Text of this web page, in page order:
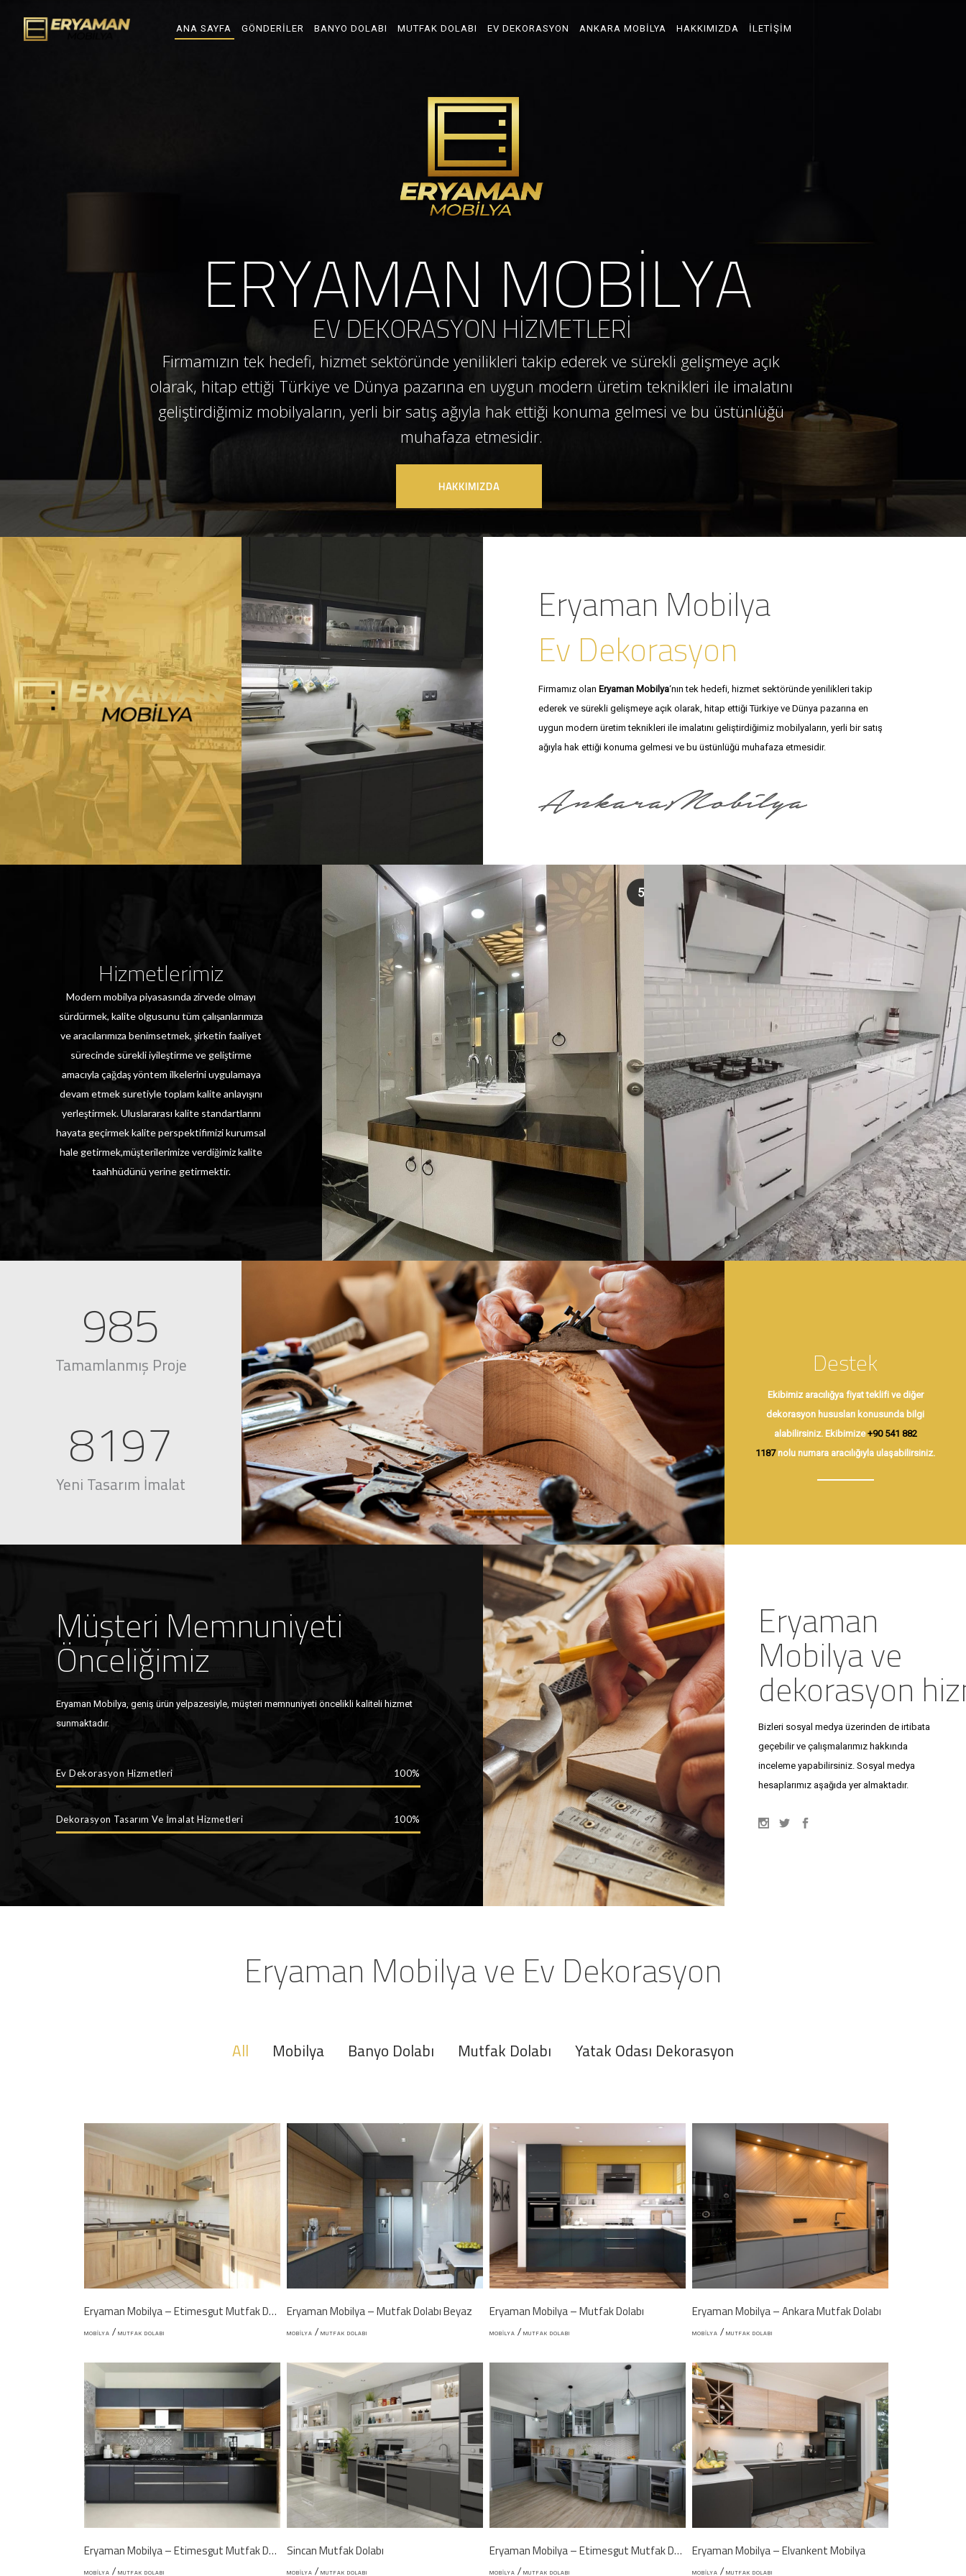
ANA SAYFA GÖNDERILER BANYO DOLABI MUTFAK DOLABI EV DEKORASYON ANKARA MOBILYA HAKKIMIZDA İLETIŞIM
Firmamızın tek hedefi, hizmet sektöründe yenilikleri takip ederek ve sürekli gelişmeye açık
olarak, hitap ettiği Türkiye ve Dünya pazarına en uygun modern üretim teknikleri ile imalatını
geliştirdiğimiz mobilyaların, yerli bir satış ağıyla hak ettiği konuma gelmesi ve bu üstünlüğü
muhafaza etmesidir.
HAKKIMIZDA
ERYAMAN MOBİLYA
EV DEKORASYON HİZMETLERİ
Eryaman Mobilya
Ev Dekorasyon
Firmamız olan Eryaman Mobilya‘nın tek hedefi, hizmet sektöründe yenilikleri takip
ederek ve sürekli gelişmeye açık olarak, hitap ettiği Türkiye ve Dünya pazarına en
uygun modern üretim teknikleri ile imalatını geliştirdiğimiz mobilyaların, yerli bir satış
ağıyla hak ettiği konuma gelmesi ve bu üstünlüğü muhafaza etmesidir.
Hizmetlerimiz
Modern mobilya piyasasında zirvede olmayı
sürdürmek, kalite olgusunu tüm çalışanlarımıza
ve aracılarımıza benimsetmek, şirketin faaliyet
sürecinde sürekli iyileştirme ve geliştirme
amacıyla çağdaş yöntem ilkelerini uygulamaya
devam etmek suretiyle toplam kalite anlayışını
yerleştirmek. Uluslararası kalite standartlarını
hayata geçirmek kalite perspektifimizi kurumsal
hale getirmek,müşterilerimize verdiğimiz kalite
taahhüdünü yerine getirmektir.
985
Tamamlanmış Proje
8197
Yeni Tasarım İmalat
Destek
Ekibimiz aracılığya fiyat teklifi ve diğer
dekorasyon hususları konusunda bilgi
alabilirsiniz. Ekibimize+90 541 882
1187nolu numara aracılığıyla ulaşabilirsiniz.
Müşteri Memnuniyeti
Önceliğimiz
Eryaman Mobilya, geniş ürün yelpazesiyle, müşteri memnuniyeti öncelikli kaliteli hizmet
sunmaktadır.
Ev Dekorasyon Hizmetleri 100
Dekorasyon Tasarım Ve İmalat Hizmetleri 100
Eryaman
Mobilyave
dekorasyon
Bizleri sosyal medya üzerinden de irtibata
geçebilir ve çalışmalarımız hakkında
inceleme yapabilirsiniz. Sosyal medya
hesaplarımız aşağıda yer almaktadır.
Eryaman Mobilya ve Ev Dekorasyon
All Mobilya Banyo Dolabı Mutfak Dolabı Yatak Odası Dekorasyon
Eryaman Mobilya – Etimesgut Mutfak Dolabı
MOBILYA /MUTFAK DOLABI
Eryaman Mobilya – Mutfak Dolabı Beyaz
MOBILYA /MUTFAK DOLABI
Eryaman Mobilya – Mutfak Dolabı
MOBILYA /MUTFAK DOLABI
Eryaman Mobilya – Ankara Mutfak Dolabı
MOBILYA /MUTFAK DOLABI
Eryaman Mobilya – Etimesgut Mutfak Dolabı
MOBILYA /MUTFAK DOLABI
Sincan Mutfak Dolabı
MOBILYA /MUTFAK DOLABI
Eryaman Mobilya – Etimesgut Mutfak Dolabı
MOBILYA /MUTFAK DOLABI
Eryaman Mobilya – Elvankent Mobilya
MOBILYA /MUTFAK DOLABI